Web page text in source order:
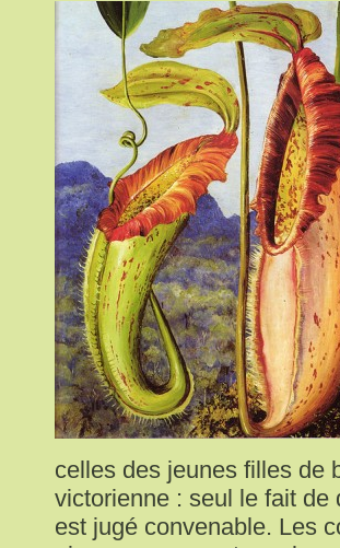
celles des jeunes filles de
victorienne : seul le fait
est jugé convenable. Les